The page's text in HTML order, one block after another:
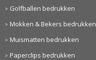
Golfballen bedrukken
Mokken & Bekers bedrukken
Muismatten bedrukken
Paperclips bedrukken